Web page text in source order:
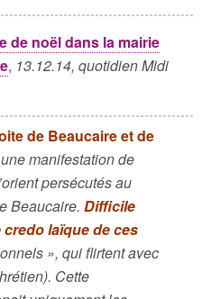
de noël dans la mairie
, 13.12.14, quotidien Midi
de Beaucaire et de
manifestation de
persécutés au
Beaucaire.Difficile
credo laïque de ces
», qui flirtent avec
Cette